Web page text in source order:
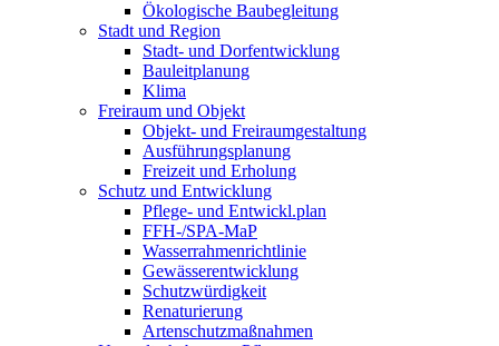
Ökologische Baubegleitung
Stadt und Region
Stadt- und Dorfentwicklung
Bauleitplanung
Klima
Freiraum und Objekt
Objekt- und Freiraumgestaltung
Ausführungsplanung
Freizeit und Erholung
Schutz und Entwicklung
Pflege- und Entwickl.plan
FFH-/SPA-MaP
Wasserrahmenrichtlinie
Gewässerentwicklung
Schutzwürdigkeit
Renaturierung
Artenschutzmaßnahmen